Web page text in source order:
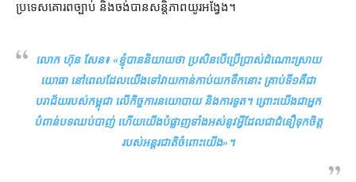
ប្រទេស​គោរព​ច្បាប់ និង​ចង់បាន​សន្តិភាព​យូរអង្វែង។
លោក ហ៊ុន សែន៖ «ខ្ញុំ​បាន​និយាយ​ថា ប្រសិនបើ​ប្រើប្រាស់​ដំណោះស្រាយ​
យោធា នៅ​ពេល​ដែល​យើង​ទៅ​វាយ​កាន់កាប់​យក​ទឹក​នោះ គ្រាប់​ទី​១​គឺជា​
បរាជ័យ​របស់​កម្ពុជា លើ​កិច្ចការ​នយោបាយ និង​ការទូត​។ ព្រោះ​យើង​ជា​អ្នក​
បំពាន់​បទ​ឈប់​បាញ់ ហើយ​យើង​បំផ្លាញ​ទាំងអស់​នូវ​អ្វី​ដែល​ជា​ជំនឿ​ទុកចិត្ត
របស់​អន្តរជាតិ​ចំពោះ​យើង»។